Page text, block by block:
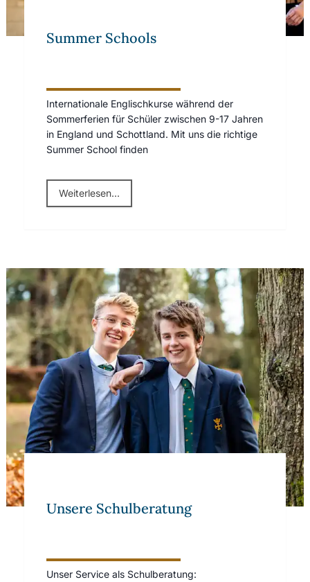
Summer Schools
Internationale Englischkurse während der
Sommerferien für Schüler zwischen 9-17 Jahren
in England und Schottland. Mit uns die richtige
Summer School finden
Weiterlesen...
Unsere Schulberatung
Unsere Schulberatung
Unser Service als Schulberatung: